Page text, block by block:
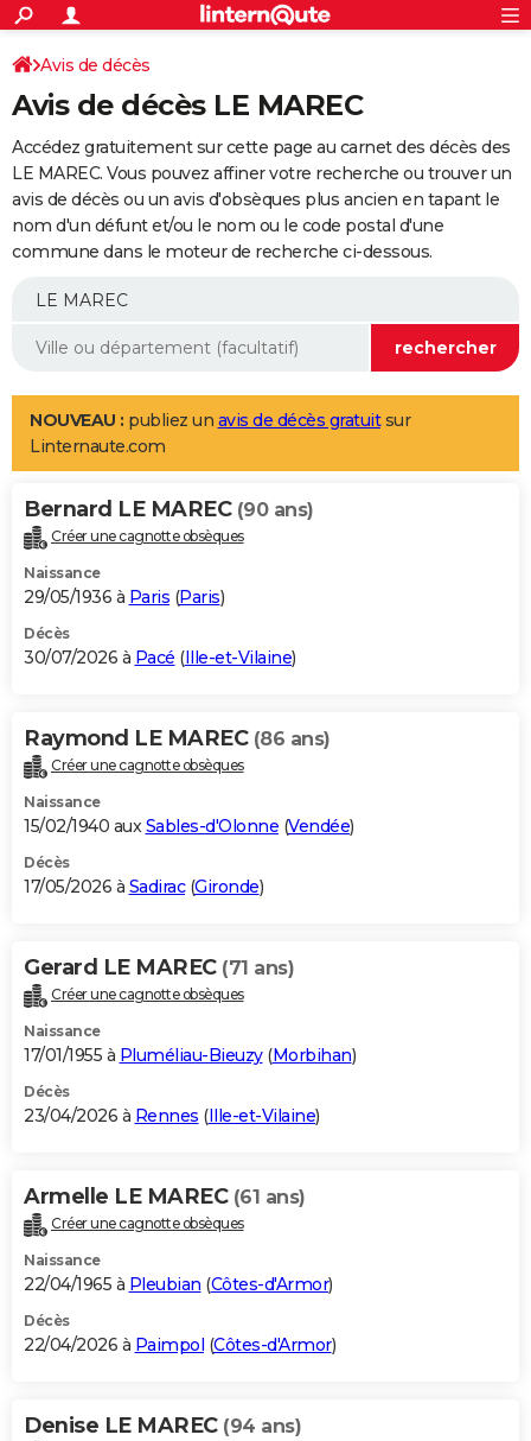
ACTUALITÉS
Politique
Société
Faits Divers
Education
Monde
Villes
+
SPORT
Coupe du monde 2026
Football
Tennis
Cyclisme
Rugby
Forum
Programme TV
TNTStreaming
Cinéma
Sorties cinéma
Musique
+FINANCE
Retraite
Epargne
Immobilier
Risques naturels par ville
Banque
Assurance
AUTO
Essais
Réserver un essai
Citadines
Berlines
SUV
Forum auto
+
Mobiles
Meilleur smartphone
Internet
Ordinateurs
Jeux vidéo
Guide high-tech
Aménagement intérieur
LIFESTYLE
Art de vivre
Bien-être
Loisirs
Mode
Modes de vie
Alimentation
Guide de la santé
Maladies
Médicaments
Sommeil
VOYAGE
Destinations
City break
Voyage nature
Voyage de noces
Forum
Climat
+PHOTO
GUIDES D'ACHAT
BONS PLANS
Carte de Noël
Carte Bonne année
Carte Saint-Valentin
Carte Pâques
Carte d'anniversaire
DICTIONNAIRE
Dictionnaire
Biographies
Citations
Expressions
Proverbes
PROGRAMME TV
S'inscrire
Se connecter
Lycées
Collèges
Primaires
Universités
Entreprises
Service militaire
Avis de recherche
AVIS DE DÉCÈS
Bricolage
Lifestyle
Culture
Sport
Auto
Television
Voyage
Cinema
Avis de décès
Avis de décès LE MAREC
Accédez gratuitement sur cette page au carnet des décès des
LE MAREC. Vous pouvez affiner votre recherche ou trouver un
avis de décès ou un avis d'obsèques plus ancien en tapant le
nom d'un défunt et/ou le nom ou le code postal d'une
commune dans le moteur de recherche ci-dessous.
NOUVEAU : publiez un avis de décès gratuitsur
Linternaute.com
Bernard LE MAREC (90 ans)
Créer une cagnotte obsèques
Naissance
29/05/1936 à Paris (Paris)
Décès
30/07/2026 à Pacé (Ille-et-Vilaine)
Raymond LE MAREC (86 ans)
Créer une cagnotte obsèques
Naissance
15/02/1940 auxSables-d'Olonne (Vendée)
Décès
17/05/2026 à Sadirac(Gironde)
Gerard LE MAREC (71 ans)
Créer une cagnotte obsèques
Naissance
17/01/1955 à Pluméliau-Bieuzy(Morbihan)
Décès
23/04/2026 à Rennes (Ille-et-Vilaine)
Armelle LE MAREC (61 ans)
Créer une cagnotte obsèques
Naissance
22/04/1965 à Pleubian (Côtes-d'Armor)
Décès
22/04/2026 à Paimpol (Côtes-d'Armor)
Denise LE MAREC (94 ans)